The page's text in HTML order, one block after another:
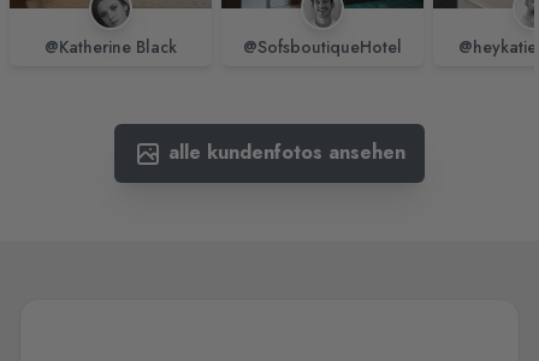
@Katherine Black @SofsboutiqueHotel
alle kundenfotos ansehen